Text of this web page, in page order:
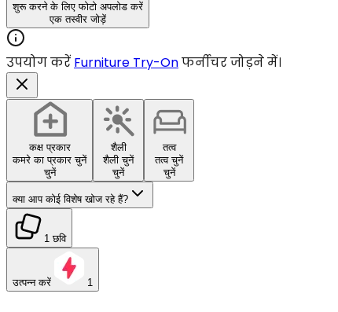
शुरू करने के लिए फोटो अपलोड करें
एक तस्वीर जोड़ें
उपयोग करें Furniture Try-Onफर्नीचर जोड़ने में।
कक्ष प्रकार
कमरे का प्रकार चुनें
चुनें
शैली
शैली चुनें
चुनें
तत्व
तत्व चुनें
चुनें
क्या आप कोई विशेष खोज रहे हैं?
1 छवि
उत्पन्न करें 1